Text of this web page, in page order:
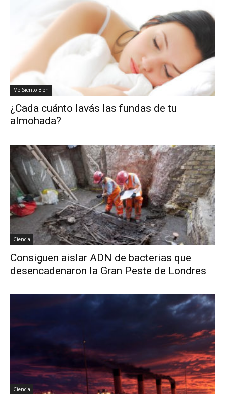
Me Siento Bien
¿Cada cuánto lavás las fundas de tu
almohada?
Ciencia
Consiguen aislar ADN de bacterias que
desencadenaron la Gran Peste de Londres
Ciencia